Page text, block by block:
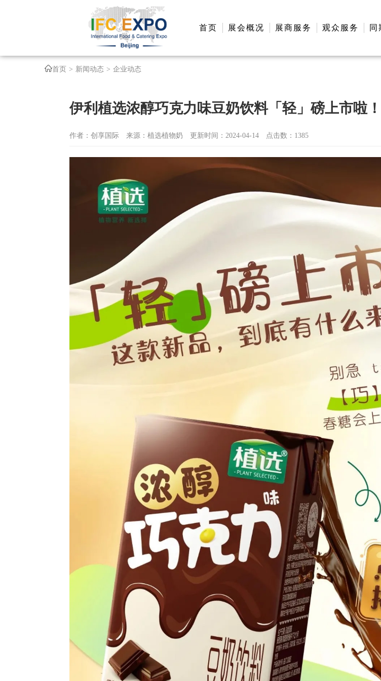
首页 展会概况 展商服务 观众服务 同
首页 新闻动态 企业动态
伊利植选浓醇巧克力味豆奶饮料「轻」磅上市啦！
作者：创享国际 来源：植选植物奶 更新时间：2024-04-14 点击数： 1385